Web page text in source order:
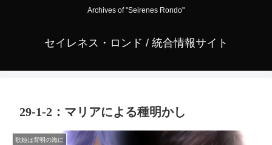
Archives of "Seirenes Rondo"
セイレネス・ロンド / 統合情報サイト
29-1-2：マリアによる種明かし
歌姫は背明の海に